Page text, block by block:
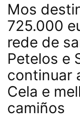
Mos
725.000
rede de
Petelos e
continuar
Cela e
camiños